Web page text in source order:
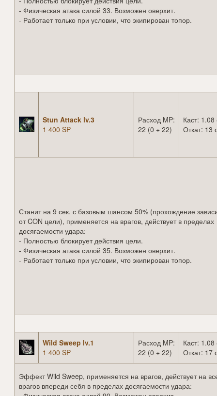
- Физическая атака силой 33. Возможен оверхит.
- Работает только при условии, что экипирован топор.
Stun Attack lv.3
1 400 SP
Расход MP:
22 (0 + 22)
Каст: 1.08
Откат: 13
Станит на 9 сек. с базовым шансом 50% (прохождение
от CON цели), применяется на врагов, действует в пределах
досягаемости удара:
- Полностью блокирует действия цели.
- Физическая атака силой 35. Возможен оверхит.
- Работает только при условии, что экипирован топор.
Wild Sweep lv.1
1 400 SP
Расход MP:
22 (0 + 22)
Каст: 1.08
Откат: 17
Эффект Wild Sweep, применяется на врагов, действует на
врагов впереди себя в пределах досягаемости удара: